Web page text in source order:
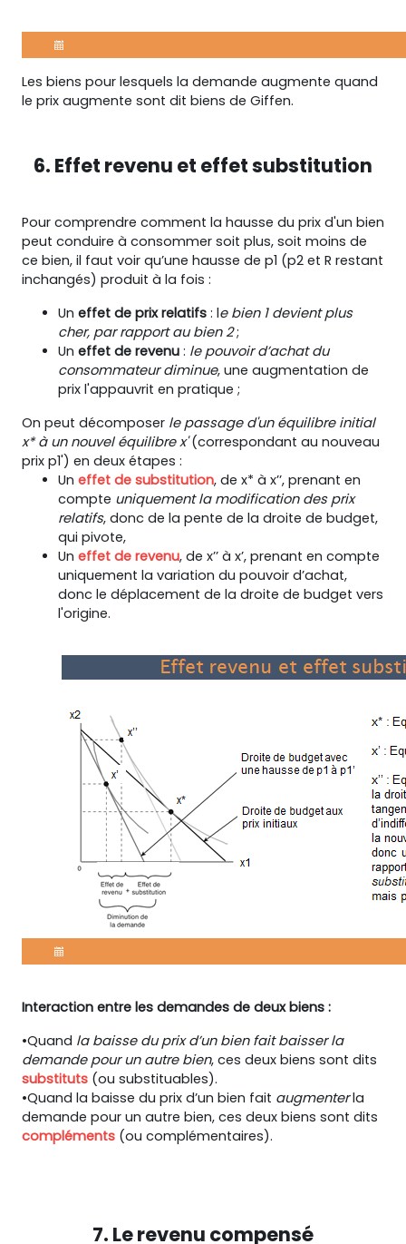
Les biens pour lesquels la demande augmente quand
le prix augmente sont dit biens de Giffen.
6. Effet revenu et effet substitution
Pour comprendre comment la hausse du prix d'un bien
peut conduire à consommer soit plus, soit moins de
ce bien, il faut voir qu’une hausse de p1 (p2 et R restant
inchangés) produit à la fois :
Un effet de prix relatifs : le bien 1 devient plus
cher, par rapport au bien 2;
Un effet de revenu : le pouvoir d’achat du
consommateur diminue, une augmentation de
prix l'appauvrit en pratique ;
On peut décomposer le passage d'un équilibre initial
x* à un nouvel équilibre x'(correspondant au nouveau
prix p1') en deux étapes :
Un effet de substitution, de x* à x’’, prenant en
compte uniquement la modification des prix
relatifs, donc de la pente de la droite de budget,
qui pivote,
Un effet de revenu, de x’’ à x’, prenant en compte
uniquement la variation du pouvoir d’achat,
donc le déplacement de la droite de budget vers
l'origine.
Interaction entre les demandes de deux biens :
•Quand la baisse du prix d’un bien fait baisser la
demande pour un autre bien, ces deux biens sont dits
substituts (ou substituables).
•Quand la baisse du prix d’un bien fait augmenterla
demande pour un autre bien, ces deux biens sont dits
compléments (ou complémentaires).
7. Le revenu compensé